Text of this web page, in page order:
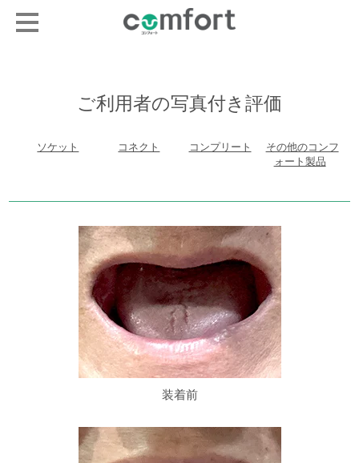
ご利用者の写真付き評価
ソケット コネクト コンプリート
その他のコンフ
ォート製品
装着前